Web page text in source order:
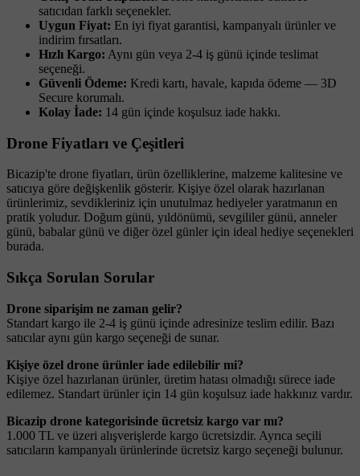
satıcıdan farklı seçenekler.
Uygun Fiyat: En iyi fiyat garantisi, kampanyalı ürünler ve
indirim fırsatları.
Hızlı Kargo: Aynı gün veya 2-4 iş günü içinde teslimat
seçeneği.
Güvenli Ödeme: Kredi kartı, havale, kapıda ödeme — 3D
Secure korumalı.
Kolay İade: 14 gün içinde koşulsuz iade hakkı.
Drone Fiyatları ve Çeşitleri
Bicazip'te drone fiyatları, ürün özelliklerine, malzeme kalitesine ve
satıcıya göre değişkenlik gösterir. Kişiye özel olarak hazırlanan
ürünlerimiz, sevdikleriniz için unutulmaz hediyeler yaratmanın en
pratik yoludur. Doğum günü, yıldönümü, sevgililer günü, anneler
günü, babalar günü ve diğer özel günler için ideal hediye seçenekleri
burada.
Sıkça Sorulan Sorular
Drone siparişim ne zaman gelir?
Standart kargo ile 2-4 iş günü içinde adresinize teslim edilir. Bazı
satıcılar aynı gün kargo seçeneği de sunar.
Kişiye özel drone ürünler iade edilebilir mi?
Kişiye özel hazırlanan ürünler, üretim hatası olmadığı sürece iade
edilemez. Standart ürünler için 14 gün koşulsuz iade hakkınız vardır.
Bicazip drone kategorisinde ücretsiz kargo var mı?
1.000 TL ve üzeri alışverişlerde kargo ücretsizdir. Ayrıca seçili
satıcıların kampanyalı ürünlerinde ücretsiz kargo seçeneği bulunur.